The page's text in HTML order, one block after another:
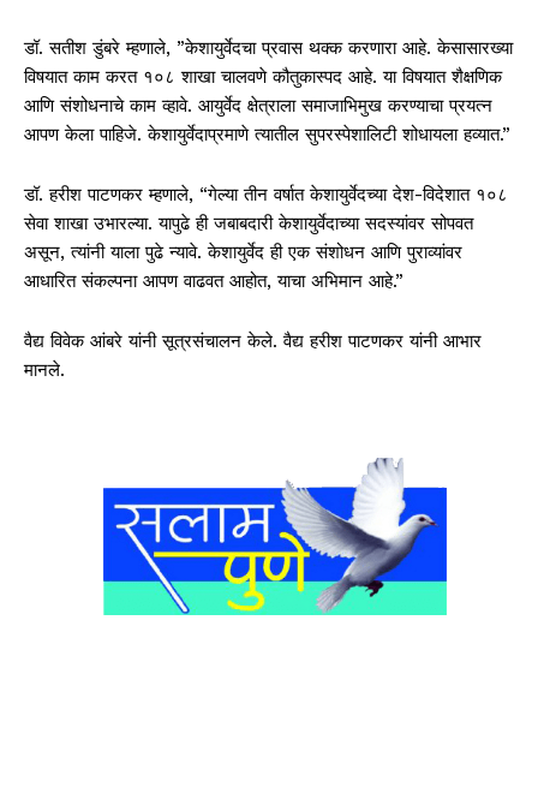
डॉ. सतीश डुंबरे म्हणाले, ”केशायुर्वेदचा प्रवास थक्क करणारा आहे. केसासारख्या
विषयात काम करत १०८ शाखा चालवणे कौतुकास्पद आहे. या विषयात शैक्षणिक
आणि संशोधनाचे काम व्हावे. आयुर्वेद क्षेत्राला समाजाभिमुख करण्याचा प्रयत्न
आपण केला पाहिजे. केशायुर्वेदाप्रमाणे त्यातील सुपरस्पेशालिटी शोधायला हव्यात.”
डॉ. हरीश पाटणकर म्हणाले, “गेल्या तीन वर्षात केशायुर्वेदच्या देश-विदेशात १०८
सेवा शाखा उभारल्या. यापुढे ही जबाबदारी केशायुर्वेदाच्या सदस्यांवर सोपवत
असून, त्यांनी याला पुढे न्यावे. केशायुर्वेद ही एक संशोधन आणि पुराव्यांवर
आधारित संकल्पना आपण वाढवत आहोत, याचा अभिमान आहे.”
वैद्य विवेक आंबरे यांनी सूत्रसंचालन केले. वैद्य हरीश पाटणकर यांनी आभार
मानले.